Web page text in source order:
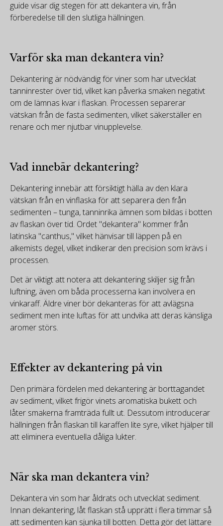
guide visar dig stegen för att dekantera vin, från
förberedelse till den slutliga hällningen.
Varför ska man dekantera vin?
Dekantering är nödvändig för viner som har utvecklat
tanninrester över tid, vilket kan påverka smaken negativt
om de lämnas kvar i flaskan. Processen separerar
vätskan från de fasta sedimenten, vilket säkerställer en
renare och mer njutbar vinupplevelse.
Vad innebär dekantering?
Dekantering innebär att försiktigt hälla av den klara
vätskan från en vinflaska för att separera den från
sedimenten – tunga, tanninrika ämnen som bildas i botten
av flaskan över tid. Ordet "dekantera" kommer från
latinska "canthus," vilket hänvisar till läppen på en
alkemists degel, vilket indikerar den precision som krävs i
processen.
Det är viktigt att notera att dekantering skiljer sig från
luftning, även om båda processerna kan involvera en
vinkaraff. Äldre viner bör dekanteras för att avlägsna
sediment men inte luftas för att undvika att deras känsliga
aromer störs.
Effekter av dekantering på vin
Den primära fördelen med dekantering är borttagandet
av sediment, vilket frigör vinets aromatiska bukett och
låter smakerna framträda fullt ut. Dessutom introducerar
hällningen från flaskan till karaffen lite syre, vilket hjälper till
att eliminera eventuella dåliga lukter.
När ska man dekantera vin?
Dekantera vin som har åldrats och utvecklat sediment.
Innan dekantering, låt flaskan stå upprätt i flera timmar så
att sedimenten kan sjunka till botten. Detta gör det lättare